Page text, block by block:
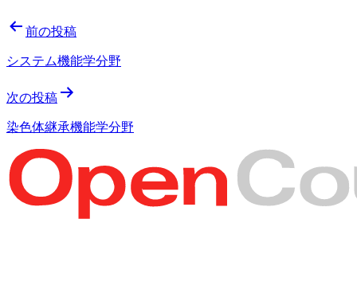
前の投稿
システム機能学分野
次の投稿
染色体継承機能学分野